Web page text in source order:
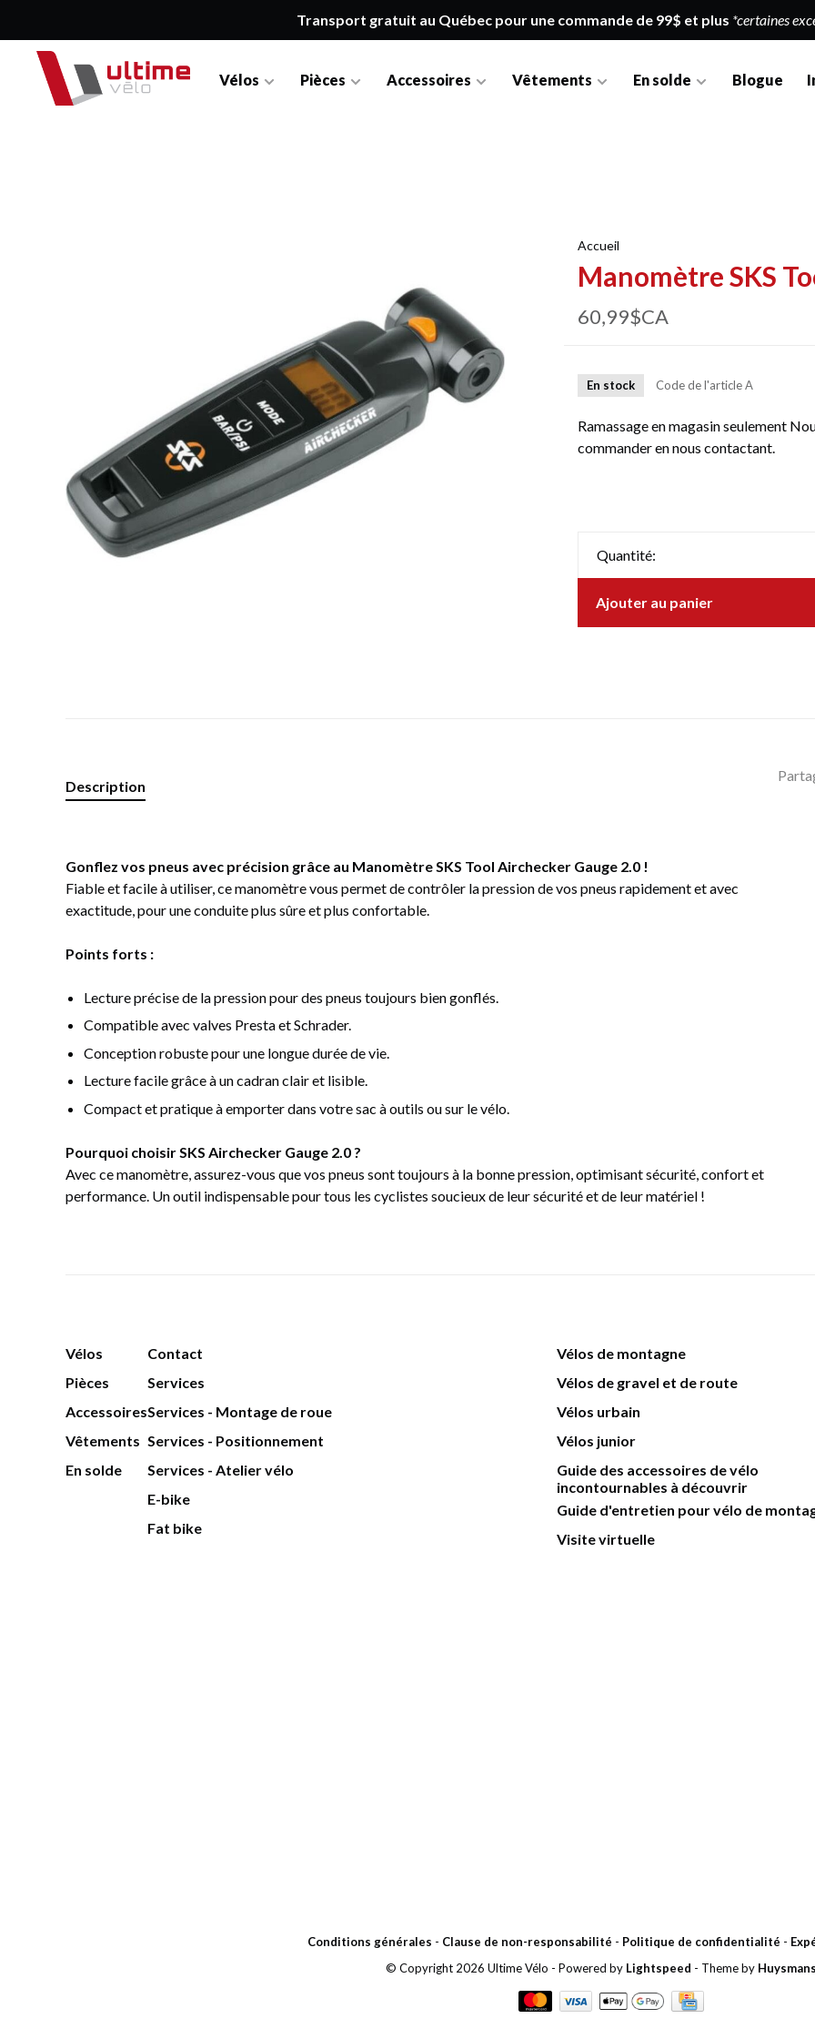
Transport gratuit au Québec pour une commande de 99$ et plus *certaines
Vélos Pièces Accessoires Vêtements En solde Blogue
Accueil
Manomètre SKS
60,99$CA
En stock Code de l'articleA
Ramassage en magasin seulement
commander en nous contactant.
Quantité:
Ajouter au panier
Description
Gonflez vos pneus avec précision grâce au Manomètre SKS Tool Airchecker Gauge 2.0 !
Fiable et facile à utiliser, ce manomètre vous permet de contrôler la pression de vos pneus rapidement et avec
exactitude, pour une conduite plus sûre et plus confortable.
Points forts :
Lecture précise de la pression pour des pneus toujours bien gonflés.
Compatible avec valves Presta et Schrader.
Conception robuste pour une longue durée de vie.
Lecture facile grâce à un cadran clair et lisible.
Compact et pratique à emporter dans votre sac à outils ou sur le vélo.
Pourquoi choisir SKS Airchecker Gauge 2.0 ?
Avec ce manomètre, assurez-vous que vos pneus sont toujours à la bonne pression, optimisant sécurité, confort et
performance. Un outil indispensable pour tous les cyclistes soucieux de leur sécurité et de leur matériel !
Vélos
Pièces
Accessoires
Vêtements
En solde
Contact
Services
Services - Montage de roue
Services - Positionnement
Services - Atelier vélo
E-bike
Fat bike
Vélos de montagne
Vélos de gravel et de route
Vélos urbain
Vélos junior
Guide des accessoires de vélo
incontournables à découvrir
Guide d'entretien pour vélo de
Visite virtuelle
Conditions générales - Clause de non-responsabilité - Politique de confidentialité -
© Copyright 2026 Ultime Vélo - Powered by Lightspeed - Theme by